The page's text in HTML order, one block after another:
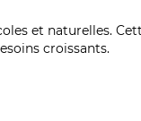
et naturelles.
croissants.